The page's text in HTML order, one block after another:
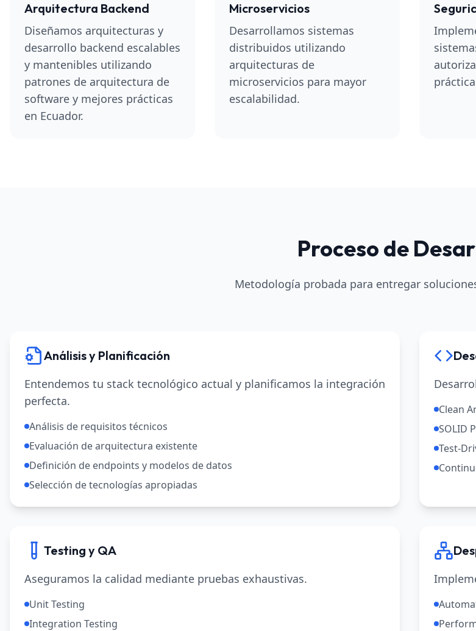
Arquitectura Backend
Diseñamos arquitecturas y
desarrollo backend escalables
y mantenibles utilizando
patrones de arquitectura de
software y mejores prácticas
en Ecuador.
Microservicios
Desarrollamos sistemas
distribuidos utilizando
arquitecturas de
microservicios para mayor
escalabilidad.
Proceso de
Metodología probada para entregar
Análisis y Planificación
Entendemos tu stack tecnológico actual y planificamos la integración
perfecta.
Análisis de requisitos técnicos
Evaluación de arquitectura existente
Definición de endpoints y modelos de datos
Selección de tecnologías apropiadas
Clean
SOLID
Test-
Testing y QA
Aseguramos la calidad mediante pruebas exhaustivas.
Unit Testing
Integration Testing